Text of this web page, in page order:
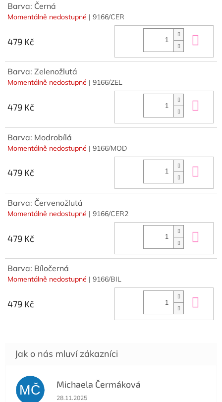
Barva: Černá
Momentálně nedostupné | 9166/CER
479 Kč
Barva: Zelenožlutá
Momentálně nedostupné | 9166/ZEL
479 Kč
Barva: Modrobílá
Momentálně nedostupné | 9166/MOD
479 Kč
Barva: Červenožlutá
Momentálně nedostupné | 9166/CER2
479 Kč
Barva: Bíločerná
Momentálně nedostupné | 9166/BIL
479 Kč
MČ Michaela Čermáková
Hodnocení obchodu je 5 z 5 hvězdiček.
28.11.2025